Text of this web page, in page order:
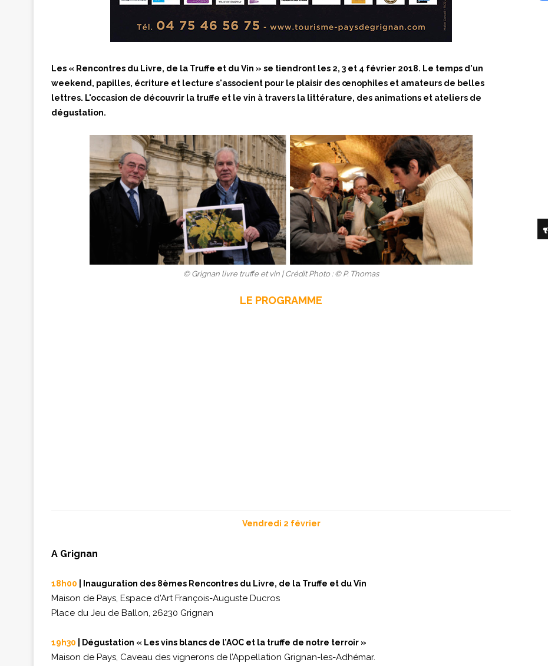
Les « Rencontres du Livre, de la Truffe et du Vin » se tiendront les 2, 3 et 4 février 2018. Le temps d'un
weekend, papilles, écriture et lecture s'associent pour le plaisir des œnophiles et amateurs de belles
lettres. L'occasion de découvrir la truffe et le vin à travers la littérature, des animations et ateliers de
dégustation.
© Grignan livre truffe et vin | Crédit Photo : © P. Thomas
LE PROGRAMME
Vendredi 2 février
A Grignan
18h00 | Inauguration des 8èmes Rencontres du Livre, de la Truffe et du Vin
Maison de Pays, Espace d'Art François-Auguste Ducros
Place du Jeu de Ballon, 26230 Grignan
19h30 | Dégustation « Les vins blancs de l’AOC et la truffe de notre terroir »
Maison de Pays, Caveau des vignerons de l’Appellation Grignan-les-Adhémar.